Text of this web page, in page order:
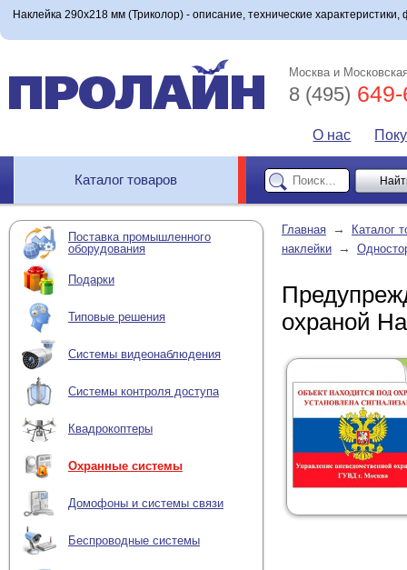
Наклейка 290x218 мм (Триколор) - описание, технические
Москва и
8 (495)
О нас
Каталог товаров
Поставка промышленного
оборудования
Подарки
Типовые решения
Системы видеонаблюдения
Системы контроля доступа
Квадрокоптеры
Охранные системы
Домофоны и системы связи
Беспроводные системы
Главная →
Каталог
наклейки →
охраной